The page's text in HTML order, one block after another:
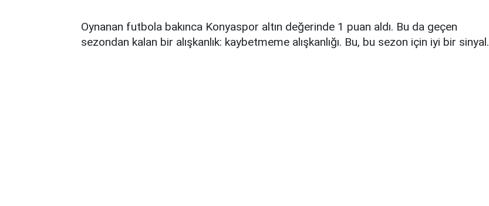
Oynanan futbola bakınca Konyaspor altın değerinde 1 puan aldı. Bu da geçen
sezondan kalan bir alışkanlık: kaybetmeme alışkanlığı. Bu, bu sezon için iyi bir sinyal.